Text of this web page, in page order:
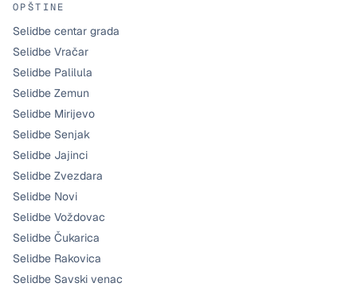
OPŠTINE
Selidbe centar grada
Selidbe Vračar
Selidbe Palilula
Selidbe Zemun
Selidbe Mirijevo
Selidbe Senjak
Selidbe Jajinci
Selidbe Zvezdara
Selidbe Novi
Selidbe Voždovac
Selidbe Čukarica
Selidbe Rakovica
Selidbe Savski venac